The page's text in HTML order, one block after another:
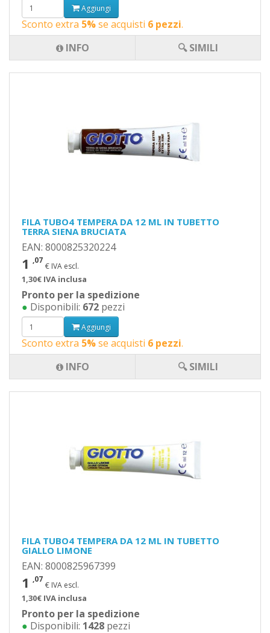
Aggiungi
Sconto extra 5%se acquisti 6 pezzi.
INFO
🔍 SIMILI
FILA TUBO4 TEMPERA DA 12 ML IN TUBETTO
TERRA SIENA BRUCIATA
EAN: 8000825320224
1 ,07
€ IVA escl.
1,30€ IVA inclusa
Pronto per la spedizione
● Disponibili: 672 pezzi
Aggiungi
Sconto extra 5%se acquisti 6 pezzi.
INFO
🔍 SIMILI
FILA TUBO4 TEMPERA DA 12 ML IN TUBETTO
GIALLO LIMONE
EAN: 8000825967399
1 ,07
€ IVA escl.
1,30€ IVA inclusa
Pronto per la spedizione
● Disponibili: 1428 pezzi